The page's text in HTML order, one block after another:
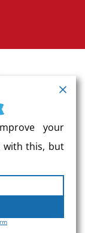
your
with this, but